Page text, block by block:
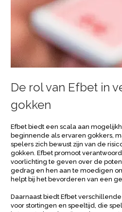
De rol van Efbet in
gokken
Efbet biedt een scala aan
beginnende als ervaren gokkers,
spelers zich bewust zijn van de
gokken. Efbet promoot
voorlichting te geven over de
gedrag en hen aan te moedigen
helpt bij het bevorderen van een
Daarnaast biedt Efbet
voor stortingen en speeltijd, die